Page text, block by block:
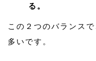
る。
この２つのバランス
多いです。